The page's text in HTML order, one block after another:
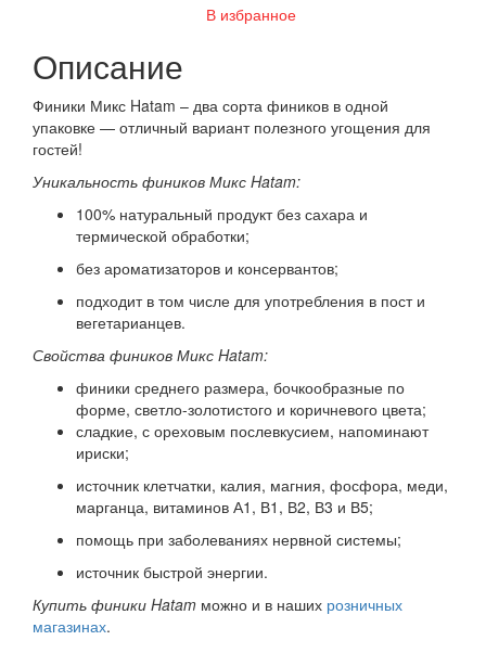
В избранное
Описание
Финики Микс Hatam – два сорта фиников в одной
упаковке — отличный вариант полезного угощения для
гостей!
Уникальность фиников Микс Hatam:
100% натуральный продукт без сахара и
термической обработки;
без ароматизаторов и консервантов;
подходит в том числе для употребления в пост и
вегетарианцев.
Свойства фиников Микс Hatam:
финики среднего размера, бочкообразные по
форме, светло-золотистого и коричневого цвета;
сладкие, с ореховым послевкусием, напоминают
ириски;
источник клетчатки, калия, магния, фосфора, меди,
марганца, витаминов А1, В1, В2, В3 и В5;
помощь при заболеваниях нервной системы;
источник быстрой энергии.
Купить финики Hatam можно и в наших розничных
магазинах.